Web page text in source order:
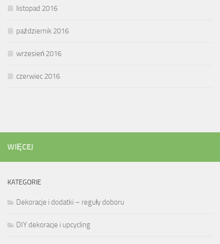
listopad 2016
październik 2016
wrzesień 2016
czerwiec 2016
WIĘCEJ
KATEGORIE
Dekoracje i dodatki – reguły doboru
DIY dekoracje i upcycling